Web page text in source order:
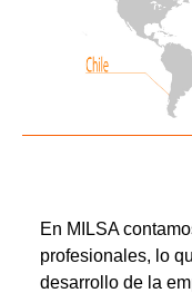
En MILSA
profesionales, lo
desarrollo de la